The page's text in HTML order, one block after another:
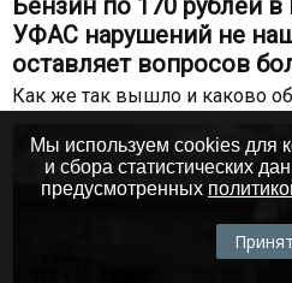
Бензин по 170 рублей
УФАС нарушений не
оставляет вопросов
Как же так вышло и каково
Мы используем cookies для
и сбора статистических
предусмотренных